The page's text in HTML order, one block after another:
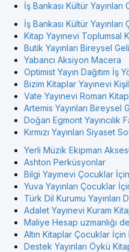
İş Bankası Kültür
İş Bankası Kültür
Kitap Yayınevi Toplumsal
Butik Yayınları Bireysel
Yabancı Aksiyon Macera
Optimist Yayın Dağıtım İş
Bizim Kitaplar Yayınevi
Vate Yayınevi Roman
Artemis Yayınları Bireysel
Doğan Egmont Yayıncılık
Kırmızı Yayınları Siyaset
Yerli Müzik Ekipman
Ashton Perküsyonlar
Bilgi Yayınevi Çocuklar
Yuva Yayınları Çocuklar
Türk Dil Kurumu Yayınları
Adalet Yayınevi Kuram
Maliye Hesap uzmanlığı
Altın Kitaplar Çocuklar İçin
Destek Yayınları Öykü